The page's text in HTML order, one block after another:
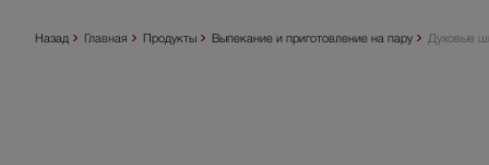
Назад Главная Продукты Выпекание и приготовление на пару Духовые